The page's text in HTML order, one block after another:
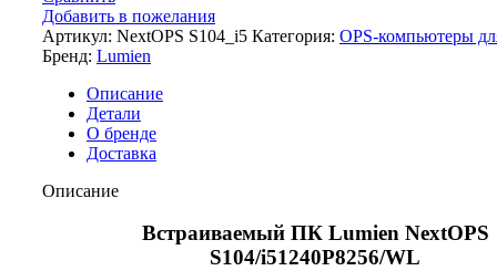
Добавить в пожелания
Артикул: NextOPS S104_i5 Категория: OPS-компьютеры
Бренд: Lumien
Описание
Детали
О бренде
Доставка
Описание
Встраиваемый ПК Lumien NextOPS
S104/i51240P8256/WL